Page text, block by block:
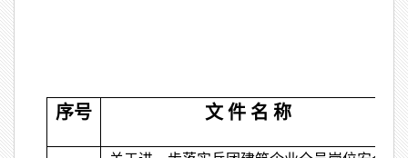
序号 文 件 名 称